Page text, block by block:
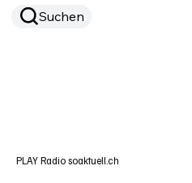
Suchen
PLAY Radio soaktuell.ch